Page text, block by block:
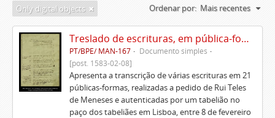
Only digital objects Ordenar por: Mais recentes
Treslado de escrituras, em pública-forma, de Rui Teles de Meneses
PT/BPE/ MAN-167
Documento simples
[post. 1583-02-08]
Apresenta a transcrição de várias escrituras em 21
públicas-formas, realizadas a pedido de Rui Teles
de Meneses e autenticadas por um tabelião no
paço dos tabeliães em Lisboa, entre 8 de fevereiro